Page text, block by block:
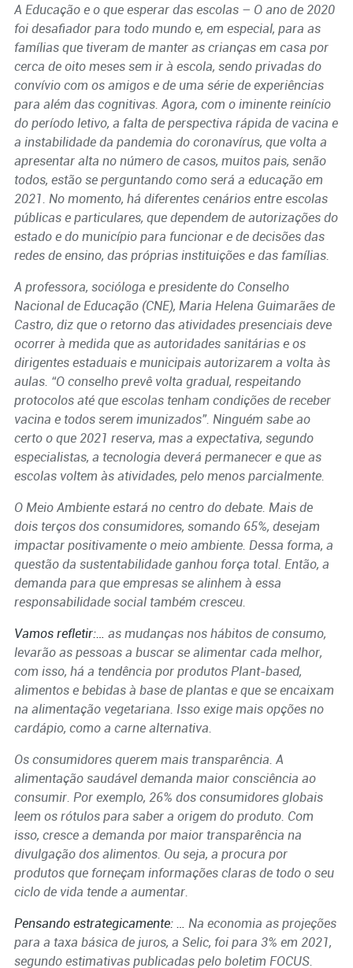
A Educação e o que esperar das escolas – O ano de 2020
foi desafiador para todo mundo e, em especial, para as
famílias que tiveram de manter as crianças em casa por
cerca de oito meses sem ir à escola, sendo privadas do
convívio com os amigos e de uma série de experiências
para além das cognitivas. Agora, com o iminente reinício
do período letivo, a falta de perspectiva rápida de vacina e
a instabilidade da pandemia do coronavírus, que volta a
apresentar alta no número de casos, muitos pais, senão
todos, estão se perguntando como será a educação em
2021. No momento, há diferentes cenários entre escolas
públicas e particulares, que dependem de autorizações do
estado e do município para funcionar e de decisões das
redes de ensino, das próprias instituições e das famílias.
A professora, socióloga e presidente do Conselho
Nacional de Educação (CNE), Maria Helena Guimarães de
Castro, diz que o retorno das atividades presenciais deve
ocorrer à medida que as autoridades sanitárias e os
dirigentes estaduais e municipais autorizarem a volta às
aulas. “O conselho prevê volta gradual, respeitando
protocolos até que escolas tenham condições de receber
vacina e todos serem imunizados”. Ninguém sabe ao
certo o que 2021 reserva, mas a expectativa, segundo
especialistas, a tecnologia deverá permanecer e que as
escolas voltem às atividades, pelo menos parcialmente.
O Meio Ambiente estará no centro do debate. Mais de
dois terços dos consumidores, somando 65%, desejam
impactar positivamente o meio ambiente. Dessa forma, a
questão da sustentabilidade ganhou força total. Então, a
demanda para que empresas se alinhem à essa
responsabilidade social também cresceu.
Vamos refletir:… as mudanças nos hábitos de consumo,
levarão as pessoas a buscar se alimentar cada melhor,
com isso, há a tendência por produtos Plant-based,
alimentos e bebidas à base de plantas e que se encaixam
na alimentação vegetariana. Isso exige mais opções no
cardápio, como a carne alternativa.
Os consumidores querem mais transparência. A
alimentação saudável demanda maior consciência ao
consumir. Por exemplo, 26% dos consumidores globais
leem os rótulos para saber a origem do produto. Com
isso, cresce a demanda por maior transparência na
divulgação dos alimentos. Ou seja, a procura por
produtos que forneçam informações claras de todo o seu
ciclo de vida tende a aumentar.
Pensando estrategicamente: … Na economia as projeções
para a taxa básica de juros, a Selic, foi para 3% em 2021,
segundo estimativas publicadas pelo boletim FOCUS.